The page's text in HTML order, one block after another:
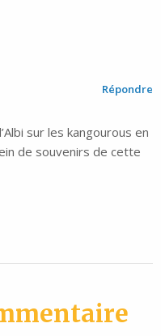
sur les kangourous en
de souvenirs de cette
Répondre